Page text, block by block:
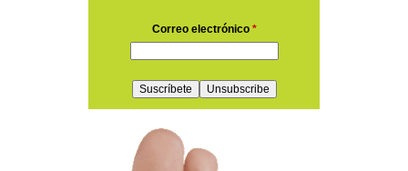
Correo electrónico *